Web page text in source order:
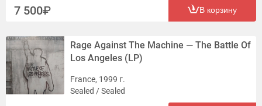
7 500 В корзину
Rage Against The Machine — The Battle Of
Los Angeles (LP)
France, 1999 г.
Sealed / Sealed